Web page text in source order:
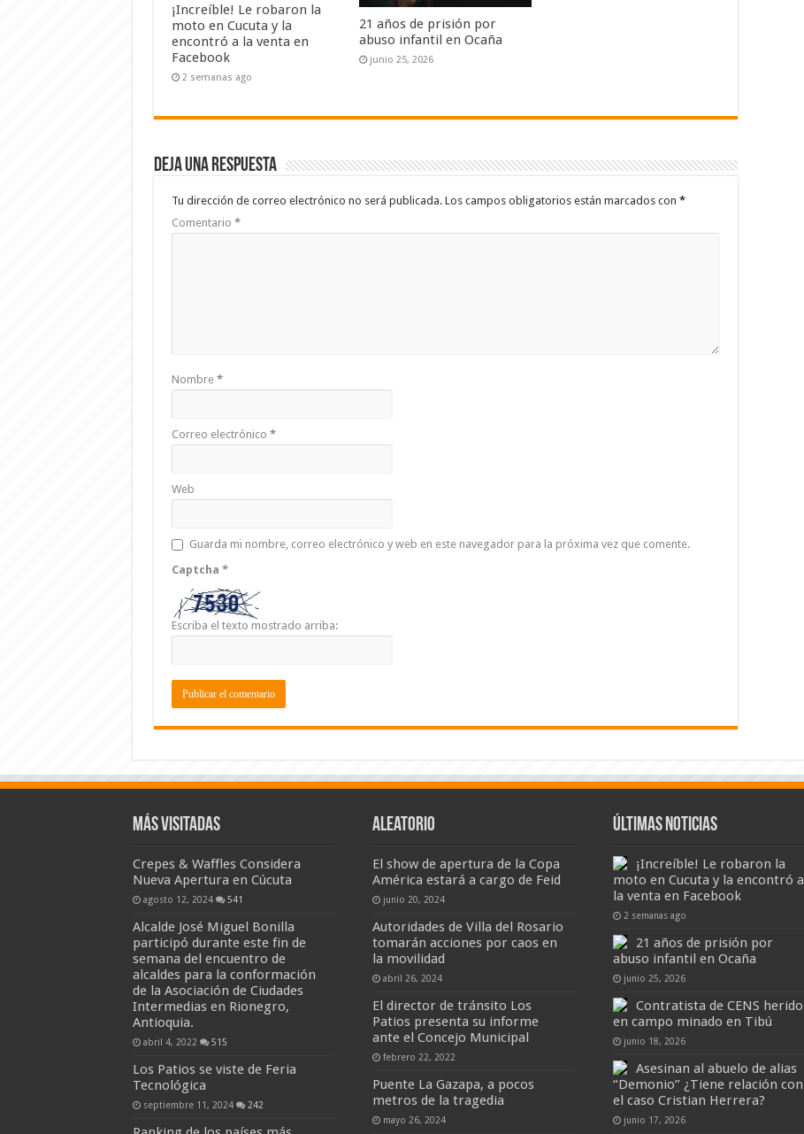
¡Increíble! Le robaron la
moto en Cucuta y la
encontró a la venta en
Facebook
2 semanas ago
21 años de prisión por
abuso infantil en Ocaña
junio 25, 2026
Deja una respuesta
Tu dirección de correo electrónico no será publicada. Los campos obligatorios están marcados con *
Comentario *
Nombre *
Correo electrónico *
Web
Guarda mi nombre, correo electrónico y web en este navegador para la próxima vez que comente.
Captcha *
Escriba el texto mostrado arriba:
Más visitadas
Crepes & Waffles Considera
Nueva Apertura en Cúcuta
agosto 12, 2024 541
Alcalde José Miguel Bonilla
participó durante este fin de
semana del encuentro de
alcaldes para la conformación
de la Asociación de Ciudades
Intermedias en Rionegro,
Antioquia.
abril 4, 2022 515
Los Patios se viste de Feria
Tecnológica
septiembre 11, 2024 242
Aleatorio
El show de apertura de la Copa
América estará a cargo de Feid
junio 20, 2024
Autoridades de Villa del Rosario
tomarán acciones por caos en
la movilidad
abril 26, 2024
El director de tránsito Los
Patios presenta su informe
ante el Concejo Municipal
febrero 22, 2022
Puente La Gazapa, a pocos
metros de la tragedia
mayo 26, 2024
Últimas Noticias
¡Increíble! Le robaron la
moto en Cucuta y la encontró a
la venta en Facebook
2 semanas ago
21 años de prisión por
abuso infantil en Ocaña
junio 25, 2026
Contratista de CENS herido
en campo minado en Tibú
junio 18, 2026
Asesinan al abuelo de alias
“Demonio” ¿Tiene relación con
el caso Cristian Herrera?
junio 17, 2026